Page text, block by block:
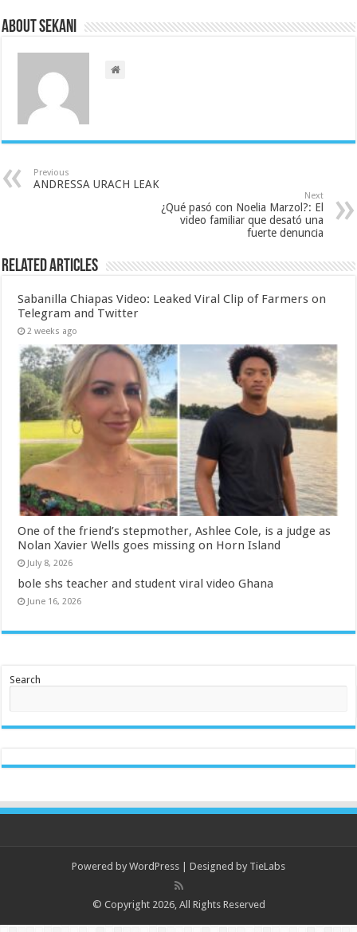
About sekani
Previous
ANDRESSA URACH LEAK
Next
¿Qué pasó con Noelia Marzol?: El
video familiar que desató una
fuerte denuncia
Related Articles
Sabanilla Chiapas Video: Leaked Viral Clip of Farmers on
Telegram and Twitter
2 weeks ago
One of the friend’s stepmother, Ashlee Cole, is a judge as
Nolan Xavier Wells goes missing on Horn Island
July 8, 2026
bole shs teacher and student viral video Ghana
June 16, 2026
Search
Powered by WordPress | Designed by TieLabs
© Copyright 2026, All Rights Reserved